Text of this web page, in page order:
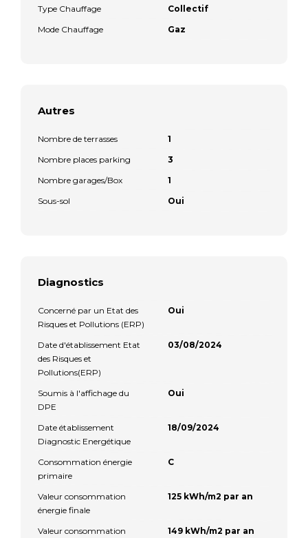
Type Chauffage
Collectif
Mode Chauffage
Gaz
Autres
Nombre de terrasses
1
Nombre places parking
3
Nombre garages/Box
1
Sous-sol
Oui
Diagnostics
Concerné par un Etat des
Risques et Pollutions (ERP)
Oui
Date d'établissement Etat
des Risques et
Pollutions(ERP)
03/08/2024
Soumis à l'affichage du
DPE
Oui
Date établissement
Diagnostic Energétique
18/09/2024
Consommation énergie
primaire
C
Valeur consommation
énergie finale
125 kWh/m2 par an
Valeur consommation
149 kWh/m2 par an